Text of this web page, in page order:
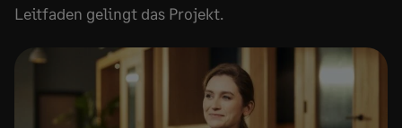
Leitfaden gelingt das Projekt.